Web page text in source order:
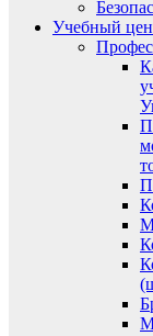
Учебный